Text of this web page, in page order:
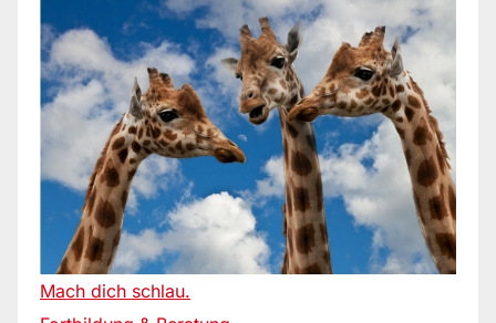
Mach dich schlau.